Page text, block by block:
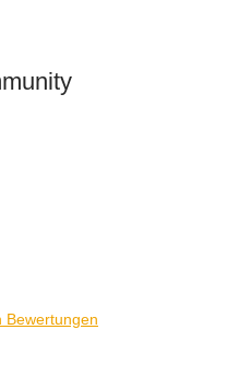
Bewertungen